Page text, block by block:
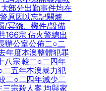
部分出勤事件均在
原因以忘記關爐、
/冥鏹、機件/設備
166宗 佔火警總出
辦公室公佈二○二
年度本澳整體犯罪
八宗 較二○二四年
五年本澳暴力犯
二○二四年減少二
宗殺人案 均與家